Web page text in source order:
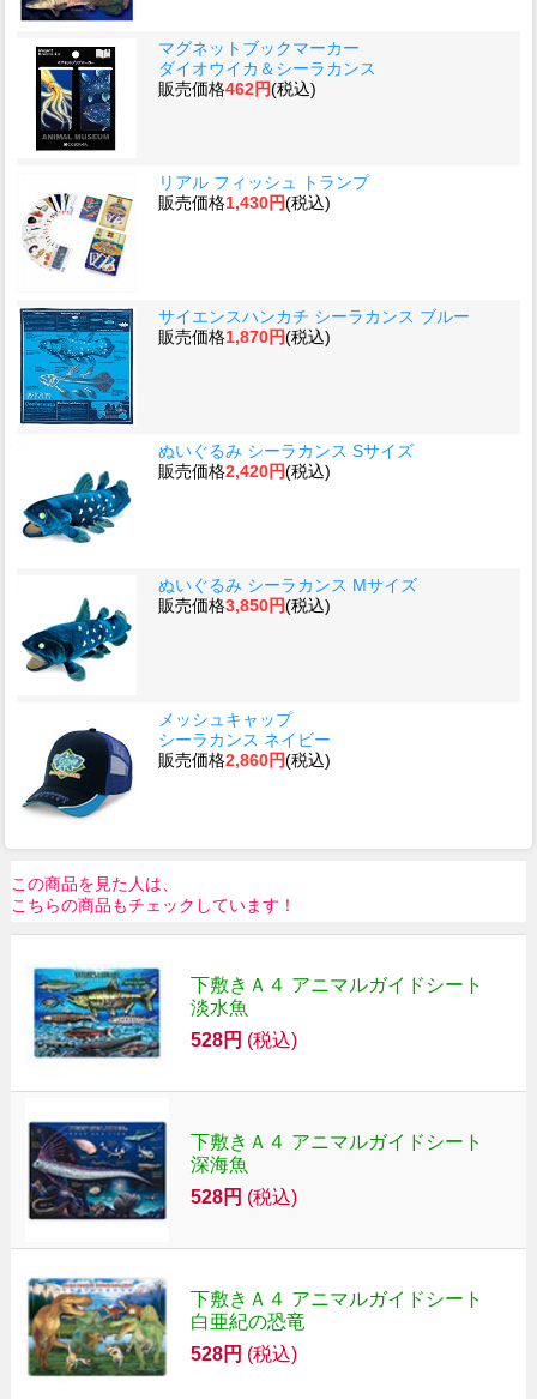
マグネットブックマーカー
ダイオウイカ＆シーラカンス
販売価格462円(税込)
リアル フィッシュ トランプ
販売価格1,430円(税込)
サイエンスハンカチ シーラカンス ブルー
販売価格1,870円(税込)
ぬいぐるみ シーラカンス Sサイズ
販売価格2,420円(税込)
ぬいぐるみ シーラカンス Mサイズ
販売価格3,850円(税込)
メッシュキャップ
シーラカンス ネイビー
販売価格2,860円(税込)
この商品を見た人は、
こちらの商品もチェックしています！
下敷きＡ４ アニマルガイドシート
淡水魚
528円 (税込)
下敷きＡ４ アニマルガイドシート
深海魚
528円 (税込)
下敷きＡ４ アニマルガイドシート
白亜紀の恐竜
528円 (税込)